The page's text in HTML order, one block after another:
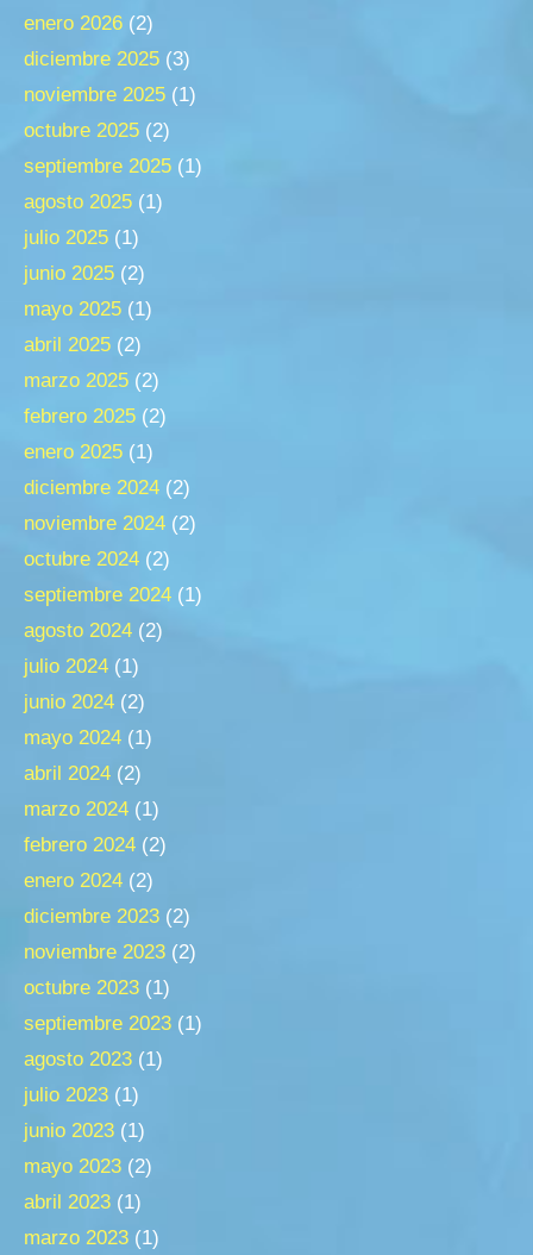
enero 2026 (2)
diciembre 2025 (3)
noviembre 2025 (1)
octubre 2025 (2)
septiembre 2025 (1)
agosto 2025 (1)
julio 2025 (1)
junio 2025 (2)
mayo 2025 (1)
abril 2025 (2)
marzo 2025 (2)
febrero 2025 (2)
enero 2025 (1)
diciembre 2024 (2)
noviembre 2024 (2)
octubre 2024 (2)
septiembre 2024 (1)
agosto 2024 (2)
julio 2024 (1)
junio 2024 (2)
mayo 2024 (1)
abril 2024 (2)
marzo 2024 (1)
febrero 2024 (2)
enero 2024 (2)
diciembre 2023 (2)
noviembre 2023 (2)
octubre 2023 (1)
septiembre 2023 (1)
agosto 2023 (1)
julio 2023 (1)
junio 2023 (1)
mayo 2023 (2)
abril 2023 (1)
marzo 2023 (1)